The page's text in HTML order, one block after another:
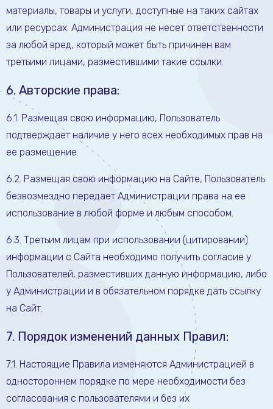
материалы, товары и услуги, доступные на таких сайтах
или ресурсах. Администрация не несет ответственности
за любой вред, который может быть причинен вам
третьими лицами, разместившими такие ссылки.
6. Авторские права:
6.1. Размещая свою информацию, Пользователь
подтверждает наличие у него всех необходимых прав на
ее размещение.
6.2. Размещая свою информацию на Сайте, Пользователь
безвозмездно передает Администрации права на ее
использование в любой форме и любым способом.
6.3. Третьим лицам при использовании (цитировании)
информации с Сайта необходимо получить согласие у
Пользователей, разместивших данную информацию, либо
у Администрации и в обязательном порядке дать ссылку
на Сайт.
7. Порядок изменений данных Правил:
7.1. Настоящие Правила изменяются Администрацией в
одностороннем порядке по мере необходимости без
согласования с пользователями и без их